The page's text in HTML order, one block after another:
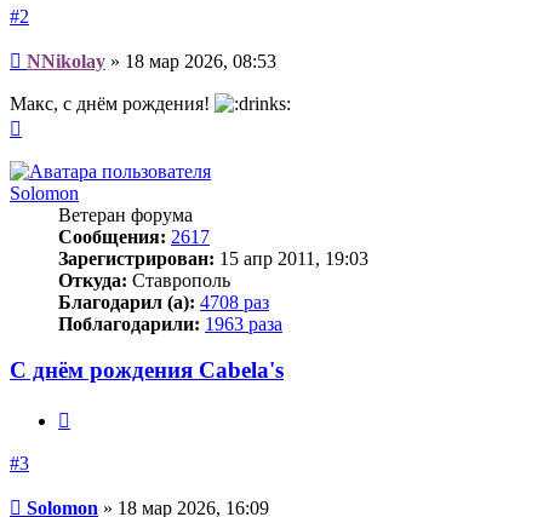
#2
Сообщение
NNikolay » 18 мар 2026, 08:53
Макс, с днём рождения!
началу
Solomon
Ветеран форума
Сообщения: 2617
Зарегистрирован: 15 апр 2011, 19:03
Откуда: Ставрополь
Благодарил (а): 4708 раз
Поблагодарили: 1963 раза
С днём рождения Cabela's
#3
Сообщение
Solomon » 18 мар 2026, 16:09